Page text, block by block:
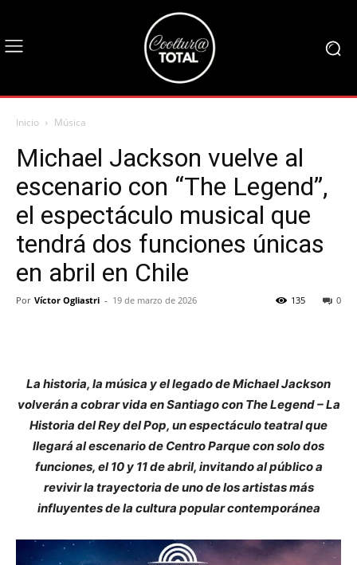
Inicio Música
Michael Jackson vuelve al
escenario con “The Legend”,
el espectáculo musical que
tendrá dos funciones únicas
en abril en Chile
Por Víctor Ogliastri - 19 de marzo de 2026 0
135
La historia, la música y el legado de Michael Jackson
volverán a cobrar vida en Santiago con The Legend – La
Historia del Rey del Pop, un espectáculo teatral que
llegará al escenario de Centro Parque con solo dos
funciones, el 10 y 11 de abril, invitando al público a
revivir la trayectoria de uno de los artistas más
influyentes de la cultura popular contemporánea